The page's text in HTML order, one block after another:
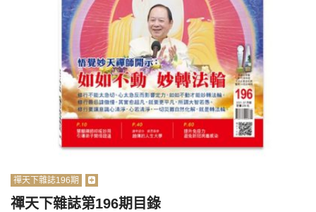
禪天下雜誌196期
禪天下雜誌第196期目錄